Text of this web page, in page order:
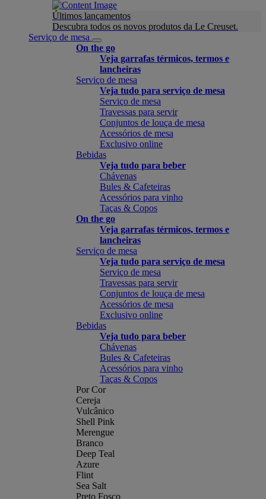
Últimos lançamentos
Descubra todos os novos produtos da Le Creuset.
Serviço de mesa
On the go
Veja garrafas térmicos, termos e
lancheiras
Serviço de mesa
Veja tudo para serviço de mesa
Serviço de mesa
Travessas para servir
Conjuntos de louça de mesa
Acessórios de mesa
Exclusivo online
Bebidas
Veja tudo para beber
Chávenas
Bules & Cafeteiras
Acessórios para vinho
Taças & Copos
On the go
Veja garrafas térmicos, termos e
lancheiras
Serviço de mesa
Veja tudo para serviço de mesa
Serviço de mesa
Travessas para servir
Conjuntos de louça de mesa
Acessórios de mesa
Exclusivo online
Bebidas
Veja tudo para beber
Chávenas
Bules & Cafeteiras
Acessórios para vinho
Taças & Copos
Por Cor
Cereja
Vulcânico
Shell Pink
Merengue
Branco
Deep Teal
Azure
Flint
Sea Salt
Preto Fosco